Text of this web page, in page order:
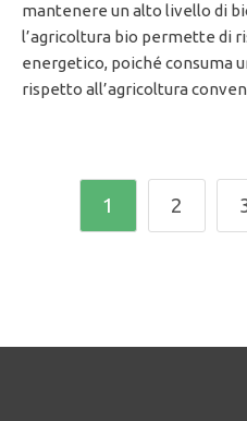
mantenere un alto livello di
l’agricoltura bio permette di
energetico, poiché consuma
rispetto all’agricoltura
1 2